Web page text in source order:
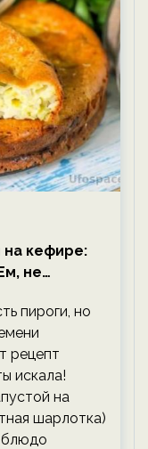
на кефире:
не
пироги, но
рецепт
искала!
на
шарлотка)
блюдо